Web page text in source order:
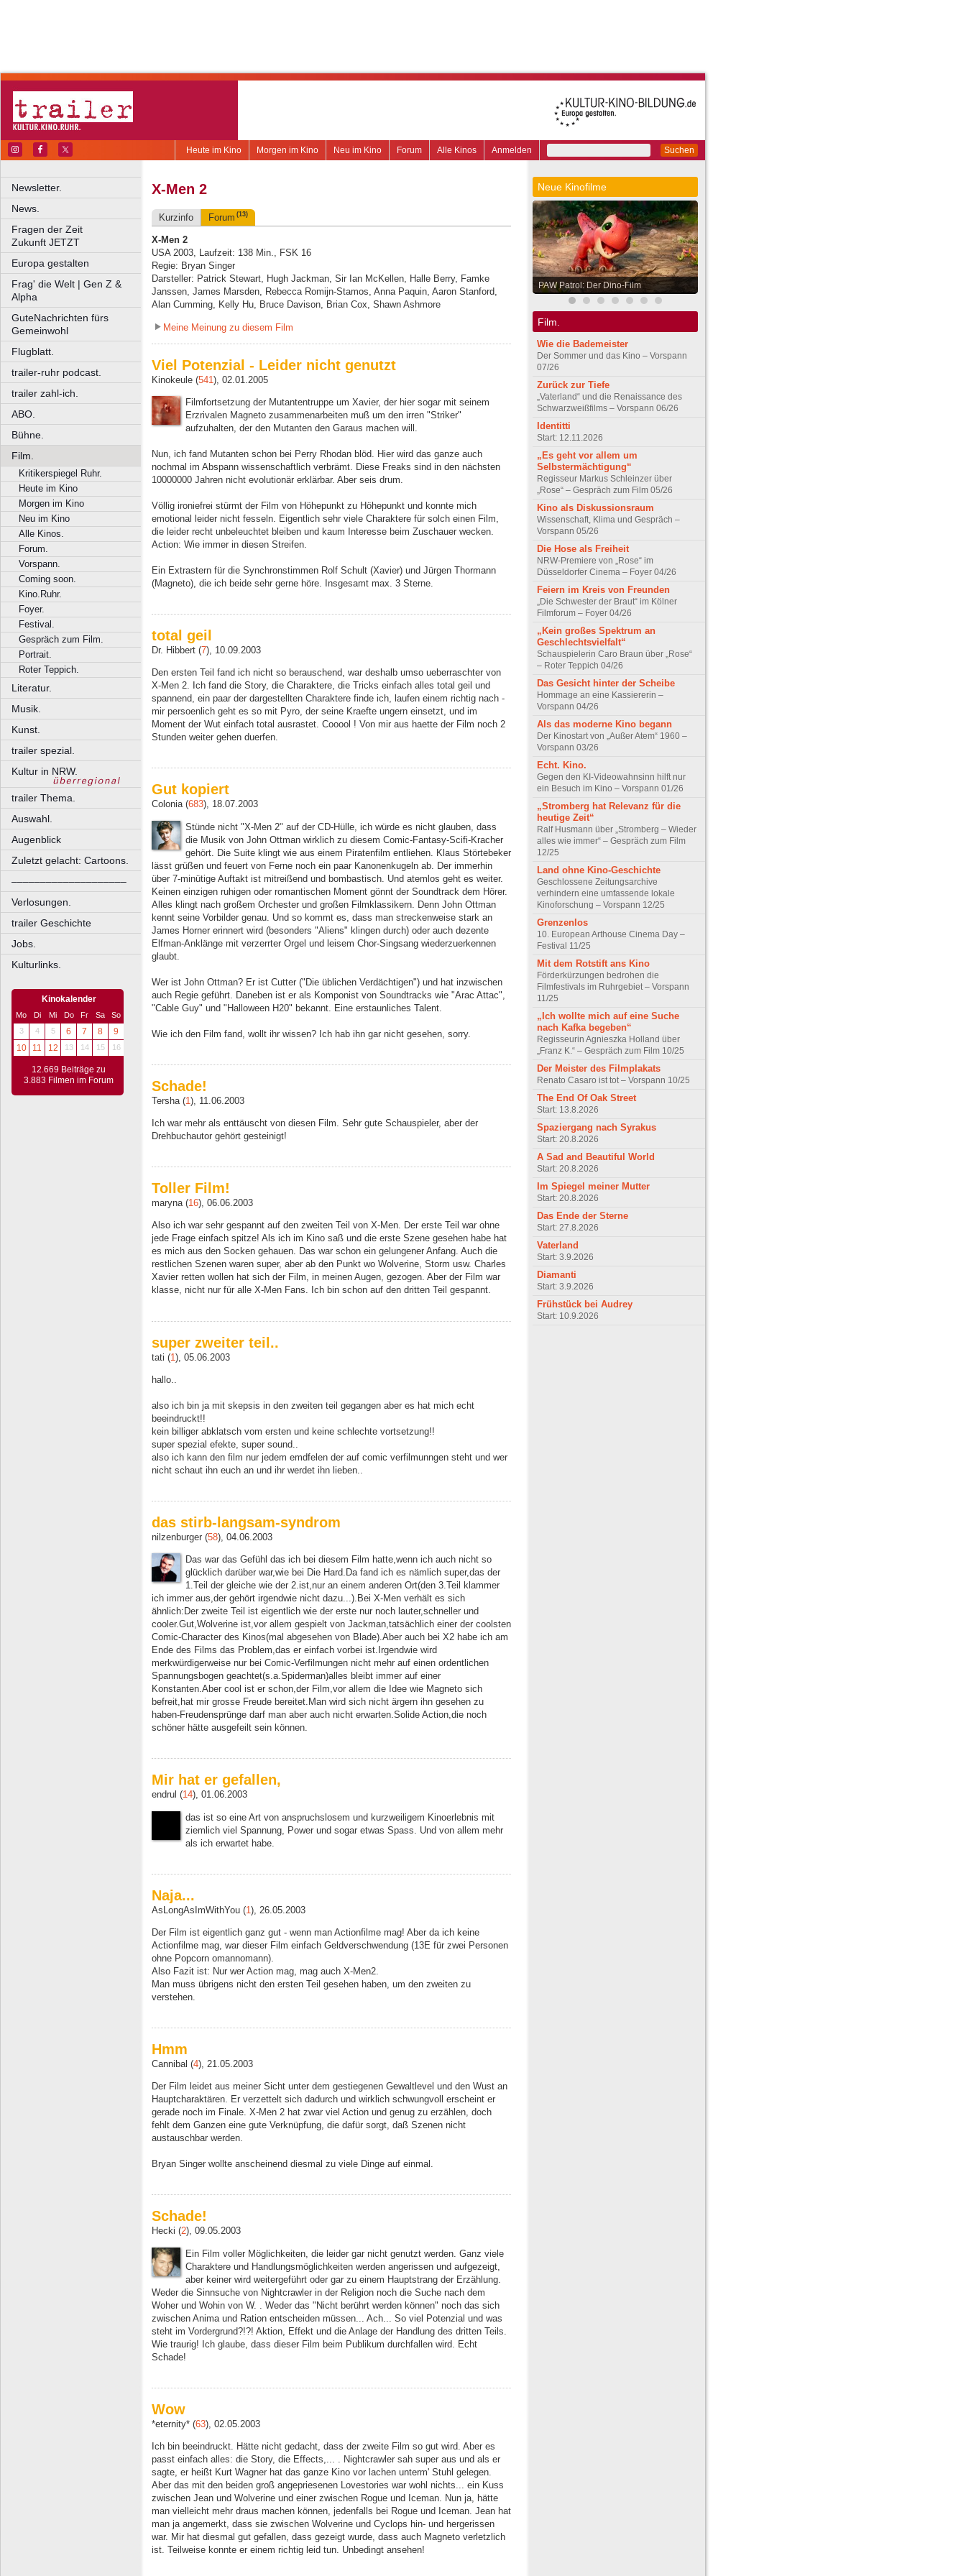
Suchen
Anmelden
Alle Kinos
Forum
Neu im Kino
Morgen im Kino
Heute im Kino
Newsletter.
News.
Fragen der Zeit
Zukunft JETZT
Europa gestalten
Frag' die Welt | Gen Z &
Alpha
GuteNachrichten fürs
Gemeinwohl
Flugblatt.
trailer-ruhr podcast.
trailer zahl-ich.
ABO.
Bühne.
Film.
Kritikerspiegel Ruhr.
Heute im Kino
Morgen im Kino
Neu im Kino
Alle Kinos.
Forum.
Vorspann.
Coming soon.
Kino.Ruhr.
Foyer.
Festival.
Gespräch zum Film.
Portrait.
Roter Teppich.
Literatur.
Musik.
Kunst.
trailer spezial.
Kultur in NRW.
trailer Thema.
Auswahl.
Augenblick
Zuletzt gelacht: Cartoons.
––––––––––––––––––––
Verlosungen.
trailer Geschichte
Jobs.
Kulturlinks.
Kinokalender
Mo Di Mi Do Fr Sa
So
3
4 5 6 7 8
9
10
11 12 13 14 15 16
12.669 Beiträge zu
3.883 Filmen im Forum
X-Men 2
Kurzinfo Forum (13)
X-Men 2
USA 2003, Laufzeit: 138 Min., FSK 16
Regie: Bryan Singer
Darsteller: Patrick Stewart, Hugh Jackman, Sir Ian McKellen, Halle Berry, Famke
Janssen, James Marsden, Rebecca Romijn-Stamos, Anna Paquin, Aaron Stanford,
Alan Cumming, Kelly Hu, Bruce Davison, Brian Cox, Shawn Ashmore
Meine Meinung zu diesem Film
Viel Potenzial - Leider nicht genutzt
Kinokeule (541), 02.01.2005
Filmfortsetzung der Mutantentruppe um Xavier, der hier sogar mit seinem
Erzrivalen Magneto zusammenarbeiten muß um den irren "Striker"
aufzuhalten, der den Mutanten den Garaus machen will.
Nun, ich fand Mutanten schon bei Perry Rhodan blöd. Hier wird das ganze auch
nochmal im Abspann wissenschaftlich verbrämt. Diese Freaks sind in den nächsten
10000000 Jahren nicht evolutionär erklärbar. Aber seis drum.
Völlig ironiefrei stürmt der Film von Höhepunkt zu Höhepunkt und konnte mich
emotional leider nicht fesseln. Eigentlich sehr viele Charaktere für solch einen Film,
die leider recht unbeleuchtet bleiben und kaum Interesse beim Zuschauer wecken.
Action: Wie immer in diesen Streifen.
Ein Extrastern für die Synchronstimmen Rolf Schult (Xavier) und Jürgen Thormann
(Magneto), die ich beide sehr gerne höre. Insgesamt max. 3 Sterne.
total geil
Dr. Hibbert (7), 10.09.2003
Den ersten Teil fand ich nicht so berauschend, war deshalb umso ueberraschter von
X-Men 2. Ich fand die Story, die Charaktere, die Tricks einfach alles total geil und
spannend, ein paar der dargestellten Charaktere finde ich, laufen einem richtig nach -
mir persoenlich geht es so mit Pyro, der seine Kraefte ungern einsetzt, und im
Moment der Wut einfach total ausrastet. Cooool ! Von mir aus haette der Film noch 2
Stunden weiter gehen duerfen.
Gut kopiert
Colonia (683), 18.07.2003
Stünde nicht "X-Men 2" auf der CD-Hülle, ich würde es nicht glauben, dass
die Musik von John Ottman wirklich zu diesem Comic-Fantasy-Scifi-Kracher
gehört. Die Suite klingt wie aus einem Piratenfilm entliehen. Klaus Störtebeker
lässt grüßen und feuert von Ferne noch ein paar Kanonenkugeln ab. Der immerhin
über 7-minütige Auftakt ist mitreißend und bombastisch. Und atemlos geht es weiter.
Keinen einzigen ruhigen oder romantischen Moment gönnt der Soundtrack dem Hörer.
Alles klingt nach großem Orchester und großen Filmklassikern. Denn John Ottman
kennt seine Vorbilder genau. Und so kommt es, dass man streckenweise stark an
James Horner erinnert wird (besonders "Aliens" klingen durch) oder auch dezente
Elfman-Anklänge mit verzerrter Orgel und leisem Chor-Singsang wiederzuerkennen
glaubt.
Wer ist John Ottman? Er ist Cutter ("Die üblichen Verdächtigen") und hat inzwischen
auch Regie geführt. Daneben ist er als Komponist von Soundtracks wie "Arac Attac",
"Cable Guy" und "Halloween H20" bekannt. Eine erstaunliches Talent.
Wie ich den Film fand, wollt ihr wissen? Ich hab ihn gar nicht gesehen, sorry.
Schade!
Tersha (1 ), 11.06.2003
Ich war mehr als enttäuscht von diesen Film. Sehr gute Schauspieler, aber der
Drehbuchautor gehört gesteinigt!
Toller Film!
maryna (16), 06.06.2003
Also ich war sehr gespannt auf den zweiten Teil von X-Men. Der erste Teil war ohne
jede Frage einfach spitze! Als ich im Kino saß und die erste Szene gesehen habe hat
es mich aus den Socken gehauen. Das war schon ein gelungener Anfang. Auch die
restlichen Szenen waren super, aber ab den Punkt wo Wolverine, Storm usw. Charles
Xavier retten wollen hat sich der Film, in meinen Augen, gezogen. Aber der Film war
klasse, nicht nur für alle X-Men Fans. Ich bin schon auf den dritten Teil gespannt.
super zweiter teil..
tati (1), 05.06.2003
hallo..
also ich bin ja mit skepsis in den zweiten teil gegangen aber es hat mich echt
beeindruckt!!
kein billiger abklatsch vom ersten und keine schlechte vortsetzung!!
super spezial efekte, super sound..
also ich kann den film nur jedem emdfelen der auf comic verfilmunngen steht und wer
nicht schaut ihn euch an und ihr werdet ihn lieben..
das stirb-langsam-syndrom
nilzenburger (58), 04.06.2003
Das war das Gefühl das ich bei diesem Film hatte,wenn ich auch nicht so
glücklich darüber war,wie bei Die Hard.Da fand ich es nämlich super,das der
1.Teil der gleiche wie der 2.ist,nur an einem anderen Ort(den 3.Teil klammer
ich immer aus,der gehört irgendwie nicht dazu...).Bei X-Men verhält es sich
ähnlich:Der zweite Teil ist eigentlich wie der erste nur noch lauter,schneller und
cooler.Gut,Wolverine ist,vor allem gespielt von Jackman,tatsächlich einer der coolsten
Comic-Character des Kinos(mal abgesehen von Blade).Aber auch bei X2 habe ich am
Ende des Films das Problem,das er einfach vorbei ist.Irgendwie wird
merkwürdigerweise nur bei Comic-Verfilmungen nicht mehr auf einen ordentlichen
Spannungsbogen geachtet(s.a.Spiderman)alles bleibt immer auf einer
Konstanten.Aber cool ist er schon,der Film,vor allem die Idee wie Magneto sich
befreit,hat mir grosse Freude bereitet.Man wird sich nicht ärgern ihn gesehen zu
haben-Freudensprünge darf man aber auch nicht erwarten.Solide Action,die noch
schöner hätte ausgefeilt sein können.
Mir hat er gefallen,
endrul (14), 01.06.2003
das ist so eine Art von anspruchslosem und kurzweiligem Kinoerlebnis mit
ziemlich viel Spannung, Power und sogar etwas Spass. Und von allem mehr
als ich erwartet habe.
Naja...
AsLongAsImWithYou (1), 26.05.2003
Der Film ist eigentlich ganz gut - wenn man Actionfilme mag! Aber da ich keine
Actionfilme mag, war dieser Film einfach Geldverschwendung (13E für zwei Personen
ohne Popcorn omannomann).
Also Fazit ist: Nur wer Action mag, mag auch X-Men2.
Man muss übrigens nicht den ersten Teil gesehen haben, um den zweiten zu
verstehen.
Hmm
Cannibal (4), 21.05.2003
Der Film leidet aus meiner Sicht unter dem gestiegenen Gewaltlevel und den Wust an
Hauptcharaktären. Er verzettelt sich dadurch und wirklich schwungvoll erscheint er
gerade noch im Finale. X-Men 2 hat zwar viel Action und genug zu erzählen, doch
fehlt dem Ganzen eine gute Verknüpfung, die dafür sorgt, daß Szenen nicht
austauschbar werden.
Bryan Singer wollte anscheinend diesmal zu viele Dinge auf einmal.
Schade!
Hecki (2), 09.05.2003
Ein Film voller Möglichkeiten, die leider gar nicht genutzt werden. Ganz viele
Charaktere und Handlungsmöglichkeiten werden angerissen und aufgezeigt,
aber keiner wird weitergeführt oder gar zu einem Hauptstrang der Erzählung.
Weder die Sinnsuche von Nightcrawler in der Religion noch die Suche nach dem
Woher und Wohin von W. . Weder das "Nicht berührt werden können" noch das sich
zwischen Anima und Ration entscheiden müssen... Ach... So viel Potenzial und was
steht im Vordergrund?!?! Aktion, Effekt und die Anlage der Handlung des dritten Teils.
Wie traurig! Ich glaube, dass dieser Film beim Publikum durchfallen wird. Echt
Schade!
Wow
*eternity* (63), 02.05.2003
Ich bin beeindruckt. Hätte nicht gedacht, dass der zweite Film so gut wird. Aber es
passt einfach alles: die Story, die Effects,... . Nightcrawler sah super aus und als er
sagte, er heißt Kurt Wagner hat das ganze Kino vor lachen unterm' Stuhl gelegen.
Aber das mit den beiden groß angepriesenen Lovestories war wohl nichts... ein Kuss
zwischen Jean und Wolverine und einer zwischen Rogue und Iceman. Nun ja, hätte
man vielleicht mehr draus machen können, jedenfalls bei Rogue und Iceman. Jean hat
man ja angemerkt, dass sie zwischen Wolverine und Cyclops hin- und hergerissen
war. Mir hat diesmal gut gefallen, dass gezeigt wurde, dass auch Magneto verletzlich
ist. Teilweise konnte er einem richtig leid tun. Unbedingt ansehen!
Neue Kinofilme
PAW Patrol: Der Dino-Film
Film.
Wie die Bademeister
Der Sommer und das Kino – Vorspann
07/26
Zurück zur Tiefe
„Vaterland“ und die Renaissance des
Schwarzweißfilms – Vorspann 06/26
Identitti
Start: 12.11.2026
„Es geht vor allem um
Selbstermächtigung“
Regisseur Markus Schleinzer über
„Rose“ – Gespräch zum Film 05/26
Kino als Diskussionsraum
Wissenschaft, Klima und Gespräch –
Vorspann 05/26
Die Hose als Freiheit
NRW-Premiere von „Rose“ im
Düsseldorfer Cinema – Foyer 04/26
Feiern im Kreis von Freunden
„Die Schwester der Braut“ im Kölner
Filmforum – Foyer 04/26
„Kein großes Spektrum an
Geschlechtsvielfalt“
Schauspielerin Caro Braun über „Rose“
– Roter Teppich 04/26
Das Gesicht hinter der Scheibe
Hommage an eine Kassiererin –
Vorspann 04/26
Als das moderne Kino begann
Der Kinostart von „Außer Atem“ 1960 –
Vorspann 03/26
Echt. Kino.
Gegen den KI-Videowahnsinn hilft nur
ein Besuch im Kino – Vorspann 01/26
„Stromberg hat Relevanz für die
heutige Zeit“
Ralf Husmann über „Stromberg – Wieder
alles wie immer“ – Gespräch zum Film
12/25
Land ohne Kino-Geschichte
Geschlossene Zeitungsarchive
verhindern eine umfassende lokale
Kinoforschung – Vorspann 12/25
Grenzenlos
10. European Arthouse Cinema Day –
Festival 11/25
Mit dem Rotstift ans Kino
Förderkürzungen bedrohen die
Filmfestivals im Ruhrgebiet – Vorspann
11/25
„Ich wollte mich auf eine Suche
nach Kafka begeben“
Regisseurin Agnieszka Holland über
„Franz K.“ – Gespräch zum Film 10/25
Der Meister des Filmplakats
Renato Casaro ist tot – Vorspann 10/25
The End Of Oak Street
Start: 13.8.2026
Spaziergang nach Syrakus
Start: 20.8.2026
A Sad and Beautiful World
Start: 20.8.2026
Im Spiegel meiner Mutter
Start: 20.8.2026
Das Ende der Sterne
Start: 27.8.2026
Vaterland
Start: 3.9.2026
Diamanti
Start: 3.9.2026
Frühstück bei Audrey
Start: 10.9.2026